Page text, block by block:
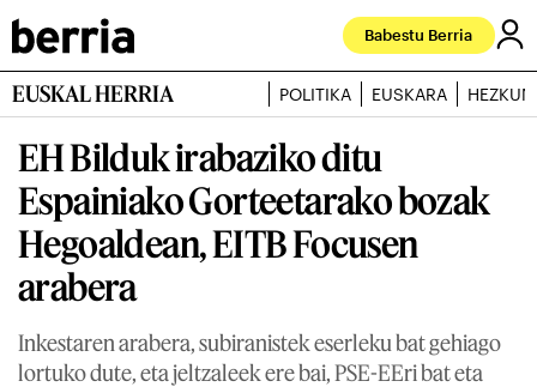
Babestu Berria
EUSKAL HERRIA POLITIKA EUSKARA
EH Bilduk irabaziko ditu
Espainiako Gorteetarako bozak
Hegoaldean, EITB Focusen
arabera
Inkestaren arabera, subiranistek eserleku bat gehiago
lortuko dute, eta jeltzaleek ere bai, PSE-EEri bat eta